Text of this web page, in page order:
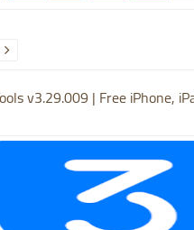
v3.29.009 | Free iPhone,
